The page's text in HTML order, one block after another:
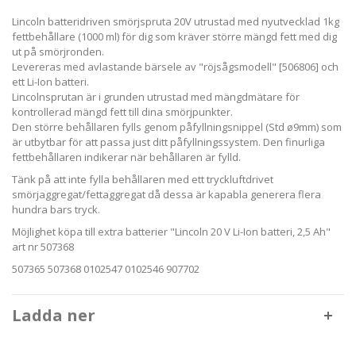
Lincoln batteridriven smörjspruta 20V utrustad med nyutvecklad 1kg
fettbehållare (1000 ml) för dig som kräver större mängd fett med dig
ut på smörjronden.
Levereras med avlastande bärsele av "röjsågsmodell" [506806] och
ett Li-Ion batteri.
Lincolnsprutan är i grunden utrustad med mängdmätare för
kontrollerad mängd fett till dina smörjpunkter.
Den större behållaren fylls genom påfyllningsnippel (Std ø9mm) som
är utbytbar för att passa just ditt påfyllningssystem. Den finurliga
fettbehållaren indikerar när behållaren är fylld.
Tänk på att inte fylla behållaren med ett tryckluftdrivet
smörjaggregat/fettaggregat då dessa är kapabla generera flera
hundra bars tryck.
Möjlighet köpa till extra batterier "Lincoln 20 V Li-Ion batteri, 2,5 Ah"
art nr 507368
507365 507368 0102547 0102546 907702
Ladda ner